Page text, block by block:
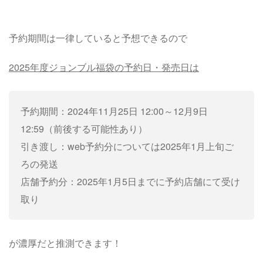
予約期間は一律していると予想できるので
2025年度ジョンブル福袋の予約日・発売日は
予約期間：2024年11月25日 12:00～12月9日
12:59（前後する可能性あり）
引き渡し：web予約分については2025年1月上旬ご
ろの発送
店舗予約分：2025年1月5日までに予約店舗にて受け
取り
が濃厚だと推測できます！